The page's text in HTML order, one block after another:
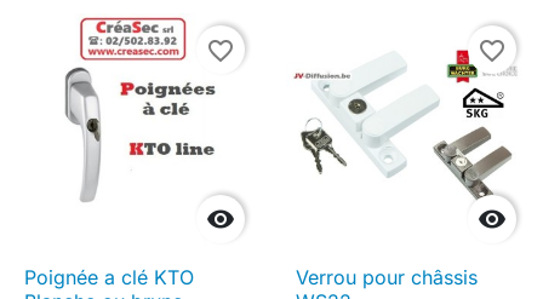

favorite_border
Poignée a clé KTO

favorite_border
Verrou pour châssis